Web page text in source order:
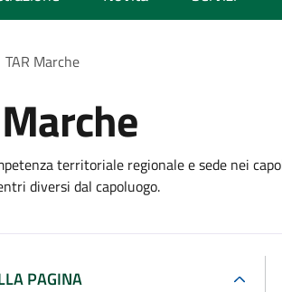
di pane
TAR Marche
territoriale regionale e sede nei
diversi dal capoluogo.
PAGINA